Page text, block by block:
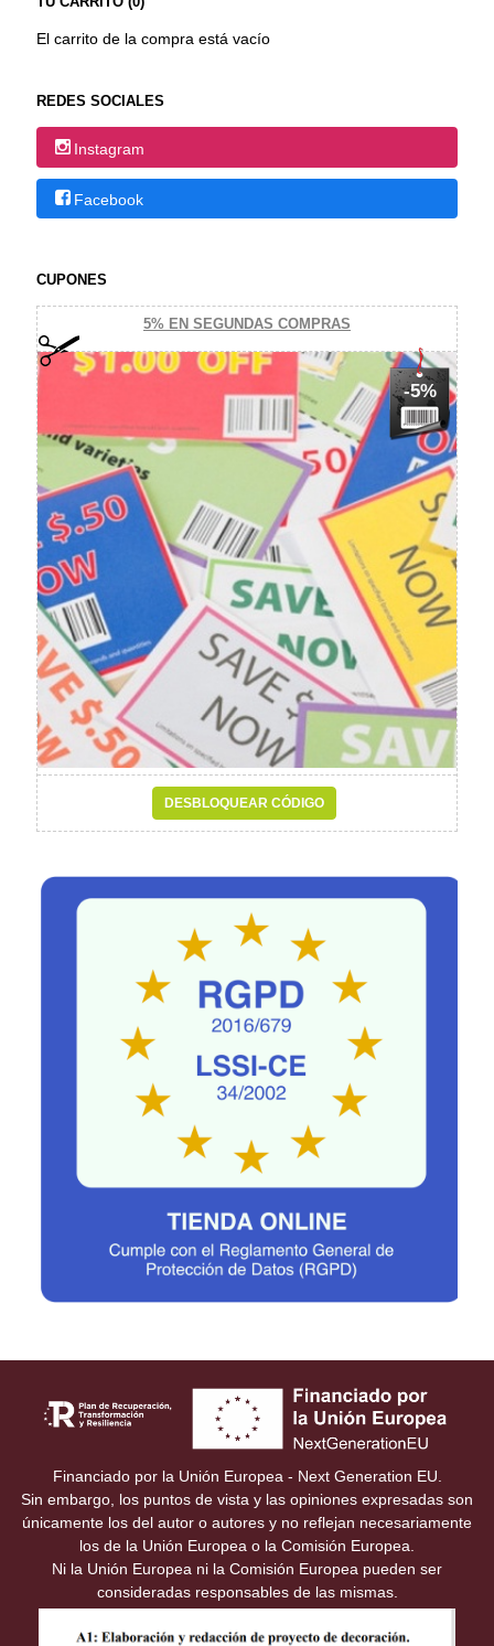
El carrito de la compra está vacío
REDES SOCIALES
Instagram
Facebook
CUPONES
5% EN SEGUNDAS COMPRAS
-5%
Financiado por la Unión Europea - Next Generation EU.
Sin embargo, los puntos de vista y las opiniones expresadas son
únicamente los del autor o autores y no reflejan necesariamente
los de la Unión Europea o la Comisión Europea.
Ni la Unión Europea ni la Comisión Europea pueden ser
consideradas responsables de las mismas.